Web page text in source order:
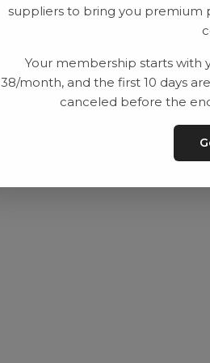
Utrustning
Contact
suppliers to bring you premium
Your membership starts with
38/month, and the first 10 days
canceled before the